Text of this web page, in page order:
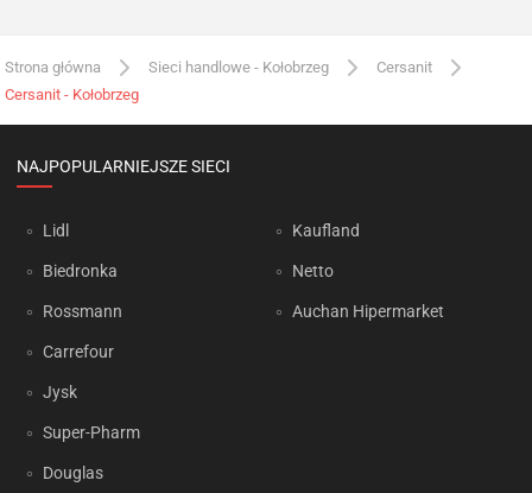
Strona główna Sieci handlowe - Kołobrzeg
Cersanit
Cersanit - Kołobrzeg
NAJPOPULARNIEJSZE SIECI
Lidl
Biedronka
Rossmann
Carrefour
Jysk
Super-Pharm
Douglas
Kaufland
Netto
Auchan Hipermarket